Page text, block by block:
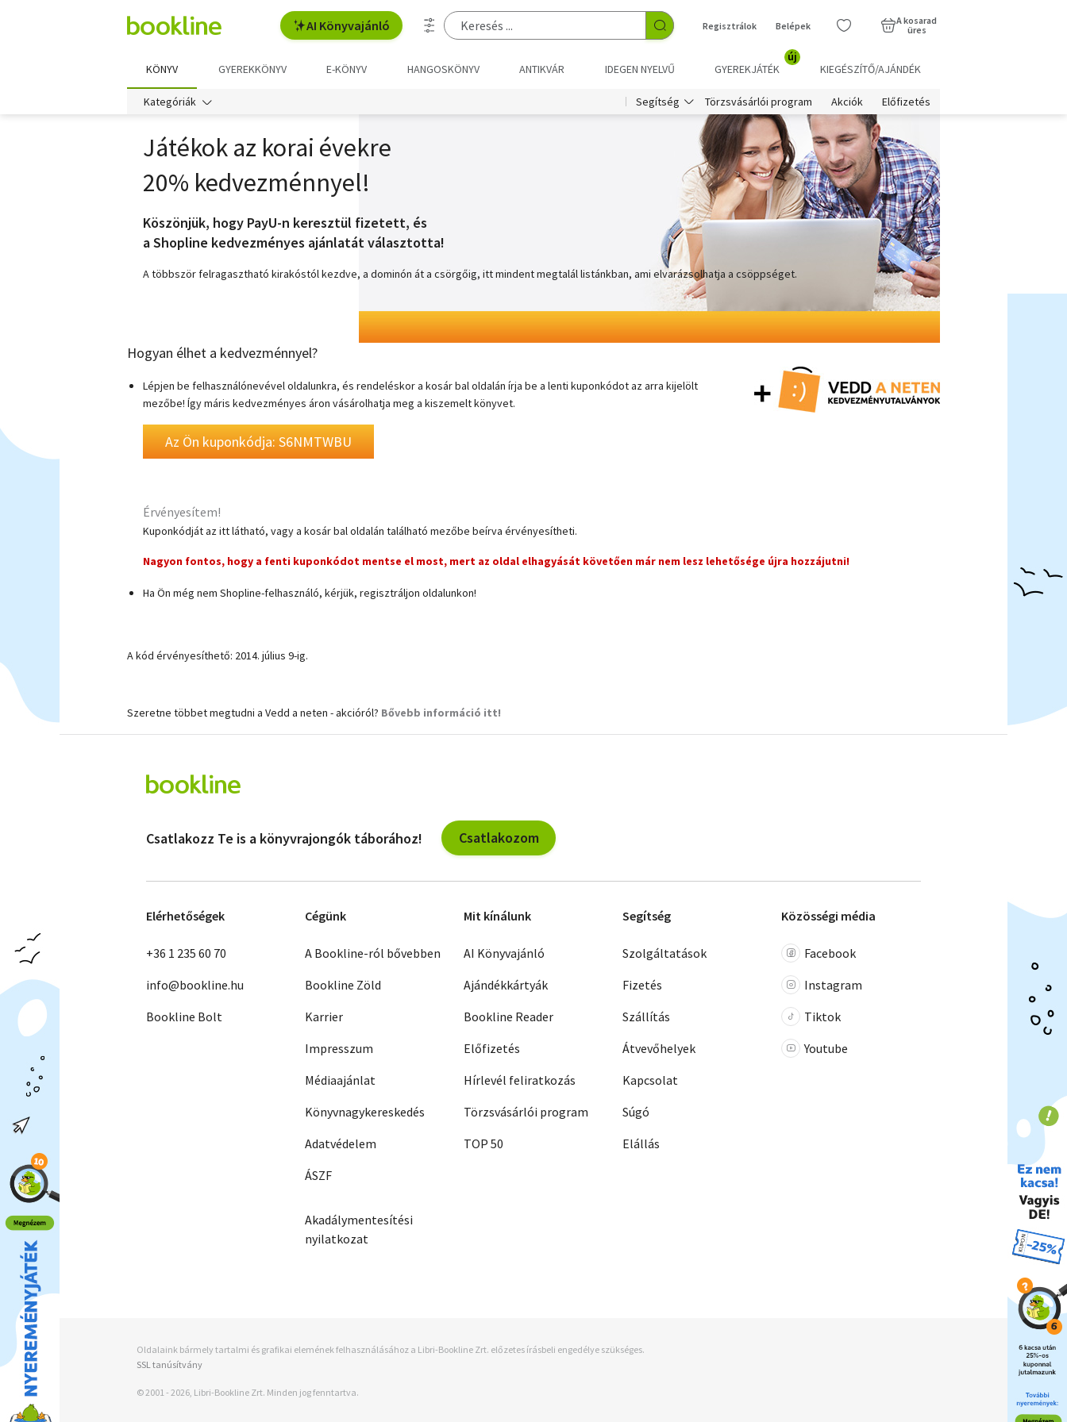
AI Könyvajánló Regisztrálok Belépek
A kosarad
üres
KÖNYV GYEREKKÖNYV E-KÖNYV HANGOSKÖNYV ANTIKVÁR IDEGEN NYELVŰ GYEREKJÁTÉK
új
KIEGÉSZÍTŐ/AJÁNDÉK
Kategóriák Segítség Törzsvásárlói program Akciók Előfizetés
Játékok az korai évekre
20% kedvezménnyel!
Köszönjük, hogy PayU-n keresztül fizetett, és
a Shopline kedvezményes ajánlatát választotta!
A többször felragasztható kirakóstól kezdve, a dominón át a csörgőig, itt mindent megtalál listánkban, ami elvarázsolhatja a csöppséget.
Hogyan élhet a kedvezménnyel?
Lépjen be felhasználónevével oldalunkra, és rendeléskor a kosár bal oldalán írja be a lenti kuponkódot az arra kijelölt
mezőbe! Így máris kedvezményes áron vásárolhatja meg a kiszemelt könyvet.
Az Ön kuponkódja: S6NMTWBU
Érvényesítem!
Kuponkódját az itt látható, vagy a kosár bal oldalán található mezőbe beírva érvényesítheti.
Nagyon fontos, hogy a fenti kuponkódot mentse el most, mert az oldal elhagyását követően már nem lesz lehetősége újra hozzájutni!
Ha Ön még nem Shopline-felhasználó, kérjük, regisztráljon oldalunkon!
A kód érvényesíthető: 2014. július 9-ig.
Szeretne többet megtudni a Vedd a neten - akcióról? Bővebb információ itt!
Csatlakozz Te is a könyvrajongók táborához! Csatlakozom
Elérhetőségek
+36 1 235 60 70
info@bookline.hu
Bookline Bolt
Cégünk
A Bookline-ról bővebben
Bookline Zöld
Karrier
Impresszum
Médiaajánlat
Könyvnagykereskedés
Adatvédelem
ÁSZF
Akadálymentesítési
nyilatkozat
Mit kínálunk
AI Könyvajánló
Ajándékkártyák
Bookline Reader
Előfizetés
Hírlevél feliratkozás
Törzsvásárlói program
TOP 50
Segítség
Szolgáltatások
Fizetés
Szállítás
Átvevőhelyek
Kapcsolat
Súgó
Elállás
Közösségi média
Facebook
Instagram
Tiktok
Youtube
Oldalaink bármely tartalmi és grafikai elemének felhasználásához a Libri-Bookline Zrt. előzetes írásbeli engedélye szükséges.
SSL tanúsítvány
© 2001 - 2026, Libri-Bookline Zrt. Minden jog fenntartva.